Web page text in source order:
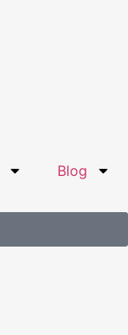
Blog